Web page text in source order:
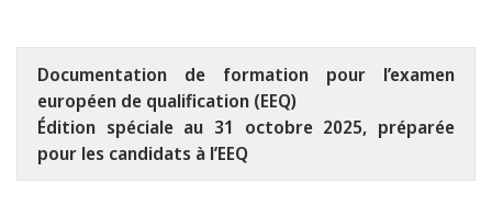
Documentation de formation pour l’examen
européen de qualification (EEQ)
Édition spéciale au 31 octobre 2025, préparée
pour les candidats à l’EEQ